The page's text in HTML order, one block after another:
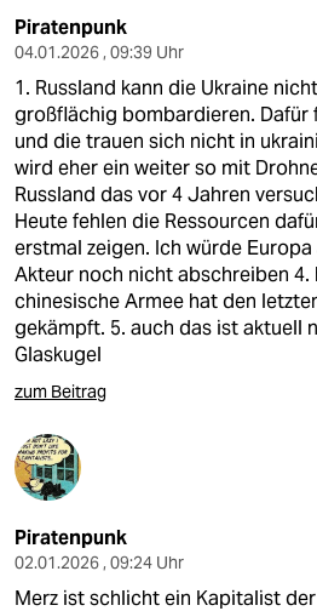
Piratenpunk
04.01.2026 , 09:39 Uhr
1. Russland kann die Ukraine
großflächig bombardieren. Dafür
und die trauen sich nicht in
wird eher ein weiter so mit
Russland das vor 4 Jahren
Heute fehlen die Ressourcen
erstmal zeigen. Ich würde
Akteur noch nicht abschreiben 4.
chinesische Armee hat den
gekämpft. 5. auch das ist aktuell
Glaskugel
zum Beitrag
Piratenpunk
02.01.2026 , 09:24 Uhr
Merz ist schlicht ein Kapitalist